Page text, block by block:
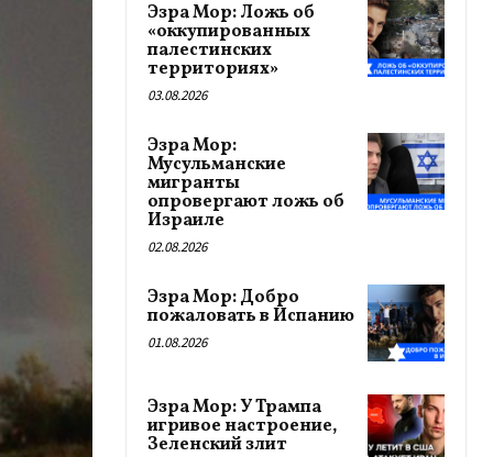
Эзра Мор: Ложь об
«оккупированных
палестинских
территориях»
03.08.2026
Эзра Мор:
Мусульманские
мигранты
опровергают ложь об
Израиле
02.08.2026
Эзра Мор: Добро
пожаловать в Испанию
01.08.2026
Эзра Мор: У Трампа
игривое настроение,
Зеленский злит